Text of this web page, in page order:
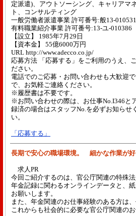
定派遣)、アウトソーシング、キャリアマ
ト、コンサルティング
一般労働者派遣事業 許可番号:般13-010531
有料職業紹介事業 許可番号:13-ユ-010386
【設立】 1985年7月29日
【資本金】 55億6000万円
URL http://www.adecco.co.jp/
応募方法 「応募する」をご利用のうえ、
ださい。
電話でのご応募・お問い合わせも大歓迎
で、お気軽ご連絡ください。
※履歴書は不要です。
※お問い合わせの際は、お仕事No.I346と
録済の場合はスタッフNo.を必ずお知らせ
い。
「応募する」
長期で安心の職場環境。 細かな作業が
求人PR
今回ご紹介するのは、官公庁関連の特殊
年金記録に関わるオンラインデータと、
お願いします。
また、年金関連のお仕事経験のある方は
これからも社会的に必要な官公庁関連